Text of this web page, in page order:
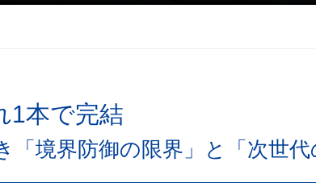
1本で完結
「境界防御の限界」と「次世